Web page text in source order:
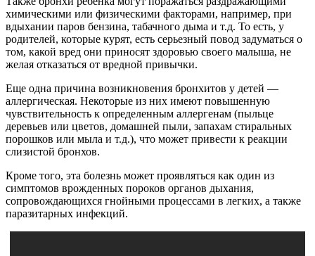
химическими или физическими факторами, например, при
вдыхании паров бензина, табачного дыма и т.д. То есть, у
родителей, которые курят, есть серьезный повод задуматься о
том, какой вред они приносят здоровью своего малыша, не
желая отказаться от вредной привычки.
Еще одна причина возникновения бронхитов у детей —
аллергическая. Некоторые из них имеют повышенную
чувствительность к определенным аллергенам (пыльце
деревьев или цветов, домашней пыли, запахам стиральных
порошков или мыла и т.д.), что может привести к реакции
слизистой бронхов.
Кроме того, эта болезнь может проявляться как один из
симптомов врожденных пороков органов дыхания,
сопровождающихся гнойными процессами в легких, а также
паразитарных инфекций.